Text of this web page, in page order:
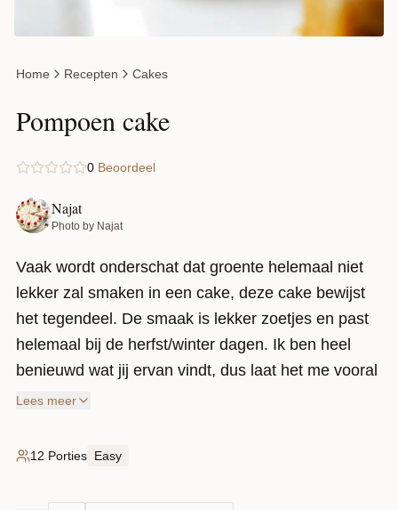
Home Recepten Cakes
Pompoen cake
0 Beoordeel
Najat
Photo by Najat
Vaak wordt onderschat dat groente helemaal niet
lekker zal smaken in een cake, deze cake bewijst
het tegendeel. De smaak is lekker zoetjes en past
helemaal bij de herfst/winter dagen. Ik ben heel
benieuwd wat jij ervan vindt, dus laat het me vooral
weten als je hem hebt gemaakt.♥
Lees meer
12 Porties Easy